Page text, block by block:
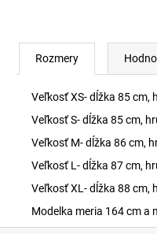
Rozmery
Veľkosť XS- dĺžka 85 cm,
Veľkosť S- dĺžka 85 cm,
Veľkosť M- dĺžka 86 cm,
Veľkosť L- dĺžka 87 cm,
Veľkosť XL- dĺžka 88 cm,
Modelka meria 164 cm a